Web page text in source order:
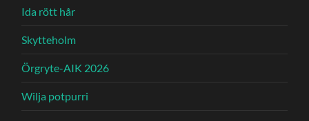
Ida rött hår
Skytteholm
Örgryte-AIK 2026
Wilja potpurri